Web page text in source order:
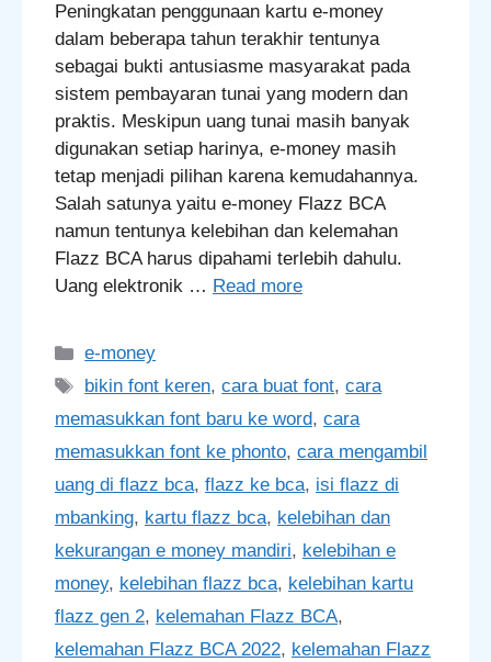
Peningkatan penggunaan kartu e-money
dalam beberapa tahun terakhir tentunya
sebagai bukti antusiasme masyarakat pada
sistem pembayaran tunai yang modern dan
praktis. Meskipun uang tunai masih banyak
digunakan setiap harinya, e-money masih
tetap menjadi pilihan karena kemudahannya.
Salah satunya yaitu e-money Flazz BCA
namun tentunya kelebihan dan kelemahan
Flazz BCA harus dipahami terlebih dahulu.
Uang elektronik … Read more
Categories
e-money
Tags
bikin font keren,cara buat font,cara
memasukkan font baru ke word, cara
memasukkan font ke phonto, cara mengambil
uang di flazz bca, flazz ke bca, isi flazz di
mbanking, kartu flazz bca, kelebihan dan
kekurangan e money mandiri, kelebihan e
money, kelebihan flazz bca, kelebihan kartu
flazz gen 2, kelemahan Flazz BCA,
kelemahan Flazz BCA 2022, kelemahan Flazz